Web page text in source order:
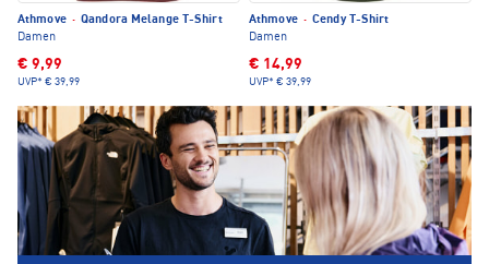
Athmove · Qandora Melange T-Shirt
Damen
€ 9,99
UVP* € 39,99
Athmove · Cendy T-Shirt
Damen
€ 14,99
UVP* € 39,99